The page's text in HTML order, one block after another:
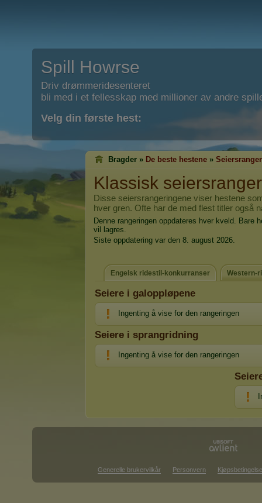
Spill Howrse
Driv drømmeridesenteret
bli med i et fellesskap med millioner av andre
Velg din første hest:
Bragder » De beste hestene »
Klassisk
Disse seiersrangeringene viser hestene
hver gren. Ofte har de med flest titler også
Denne rangeringen oppdateres hver kveld. Bare
vil lagres.
Siste oppdatering var den 8. august 2026.
Engelsk ridestil-konkurranser Western-
Seiere i galoppløpene
Ingenting å vise for den rangeringen
Seiere i sprangridning
Ingenting å vise for den rangeringen
Generelle brukervilkår Personvern